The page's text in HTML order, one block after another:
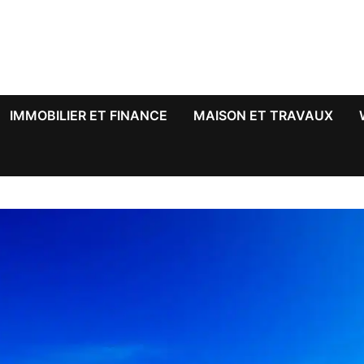
IMMOBILIER ET FINANCE MAISON ET TRAVAUX